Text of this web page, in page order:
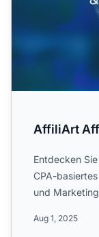
AffiliArt
Entdecken
CPA-
und
Aug 1, 2025